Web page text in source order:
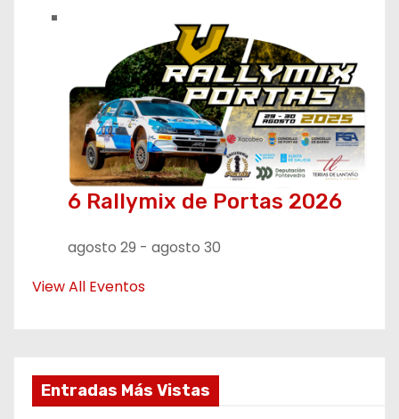
6 Rallymix de Portas 2026
agosto 29 - agosto 30
View All Eventos
Entradas Más Vistas